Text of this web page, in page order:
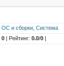
ОС и сборки Система
0 | Рейтинг: 0.0/0 |